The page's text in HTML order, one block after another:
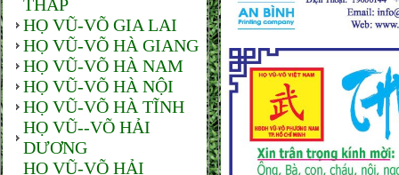
THÁP
HỌ VŨ-VÕ GIA LAI
HỌ VŨ-VÕ HÀ GIANG
HỌ VŨ-VÕ HÀ NAM
HỌ VŨ-VÕ HÀ NỘI
HỌ VŨ-VÕ HÀ TĨNH
HỌ VŨ--VÕ HẢI
DƯƠNG
HỌ VŨ-VÕ HẢI